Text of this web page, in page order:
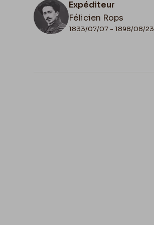
Expéditeur
Félicien Rops
1833/07/07 - 1898/08/23